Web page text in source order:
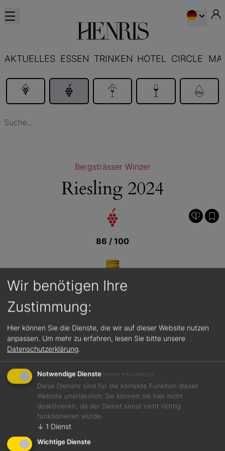
AKTUELLES ESSEN TRINKEN HOTEL CIRCLE
Bergsträsser Winzer
Riesling 2024
86 / 100
Jetzt teilen
Wir benötigen Ihre
Zustimmung:
Hier können Sie die Dienste, die wir auf dieser Website nutzen
anpassen. Um mehr zu erfahren, lesen Sie bitte unsere
Datenschutzerklärung
Notwendige Dienste (immer erforderlich)
Diese Dienste sind für die korrekte Funktion dieser
Website unerlässlich. Sie können sie hier nicht
deaktivieren, da der Dienst sonst nicht richtig
funktionieren würde.
↓ 1 Dienst
Wichtige Dienste